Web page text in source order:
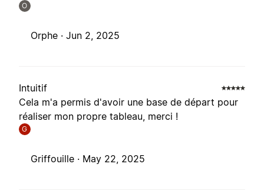
O
Orphe · Jun 2, 2025
Intuitif
Cela m'a permis d'avoir une base de départ pour
réaliser mon propre tableau, merci !
G
Griffouille · May 22, 2025